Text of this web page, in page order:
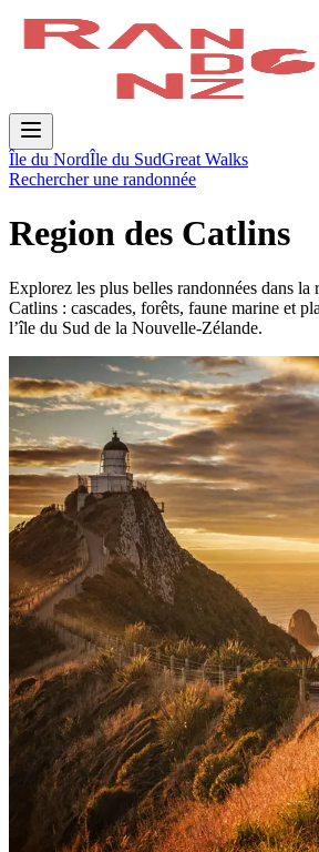
Île du NordÎle du SudGreat Walks
Rechercher une randonnée
Region des Catlins
Explorez les plus belles randonnées dans la
Catlins : cascades, forêts, faune marine et
l’île du Sud de la Nouvelle-Zélande.